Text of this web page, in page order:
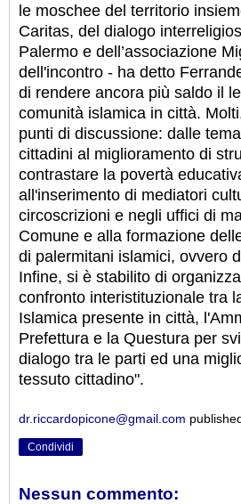
le moschee del territorio
Caritas, del dialogo
Palermo e dell’associazione
dell'incontro - ha detto
di rendere ancora più saldo il
comunità islamica in città.
punti di discussione: dalle
cittadini al miglioramento di
contrastare la povertà
all'inserimento di mediatori
circoscrizioni e negli uffici di
Comune e alla formazione
di palermitani islamici, ovvero
Infine, si è stabilito di
confronto interistituzionale tra
Islamica presente in città,
Prefettura e la Questura per
dialogo tra le parti ed una
tessuto cittadino".
dr.riccardopicone@gmail.com
Condividi
Nessun commento: